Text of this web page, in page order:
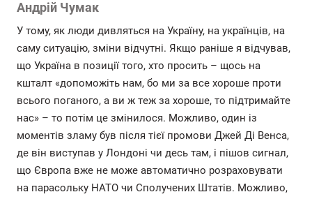
Андрій Чумак
У тому, як люди дивляться на Україну, на українців, на
саму ситуацію, зміни відчутні. Якщо раніше я відчував,
що Україна в позиції того, хто просить – щось на
кшталт «допоможіть нам, бо ми за все хороше проти
всього поганого, а ви ж теж за хороше, то підтримайте
нас» – то потім це змінилося. Можливо, один із
моментів зламу був після тієї промови Джей Ді Венса,
де він виступав у Лондоні чи десь там, і пішов сигнал,
що Європа вже не може автоматично розраховувати
на парасольку НАТО чи Сполучених Штатів. Можливо,